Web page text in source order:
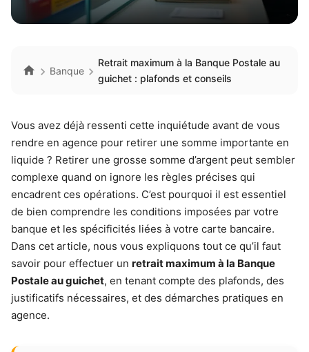
Banque
Retrait maximum à la Banque Postale au
guichet : plafonds et conseils
Vous avez déjà ressenti cette inquiétude avant de vous
rendre en agence pour retirer une somme importante en
liquide ? Retirer une grosse somme d’argent peut sembler
complexe quand on ignore les règles précises qui
encadrent ces opérations. C’est pourquoi il est essentiel
de bien comprendre les conditions imposées par votre
banque et les spécificités liées à votre carte bancaire.
Dans cet article, nous vous expliquons tout ce qu’il faut
savoir pour effectuer un retrait maximum à la Banque
Postale au guichet, en tenant compte des plafonds, des
justificatifs nécessaires, et des démarches pratiques en
agence.